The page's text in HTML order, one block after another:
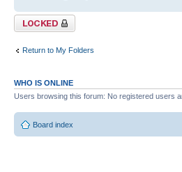
Topic locked
Return to My Folders
WHO IS ONLINE
Users browsing this forum: No registered users
Board index